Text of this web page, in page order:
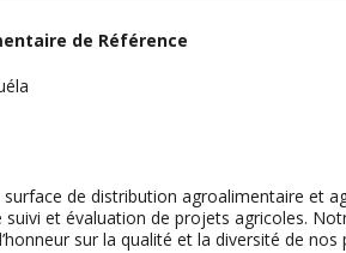
de Référence
surface de distribution agroalimentaire et
et évaluation de projets agricoles.
sur la qualité et la diversité de nos